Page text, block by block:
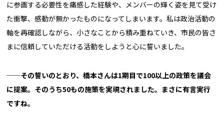
に参画する必要性を痛感した経験や、メンバーの輝く姿を見て受け
た衝撃、感動が無かったものになってしまいます。私は政治活動の
軸を再確認しながら、小さなことから積み重ねていき、市民の皆さ
まに信頼していただける活動をしようと心に誓いました。
──その誓いのとおり、橋本さんは1期目で100以上の政策を議会
に提案。そのうち50もの施策を実現されました。まさに有言実行
ですね。